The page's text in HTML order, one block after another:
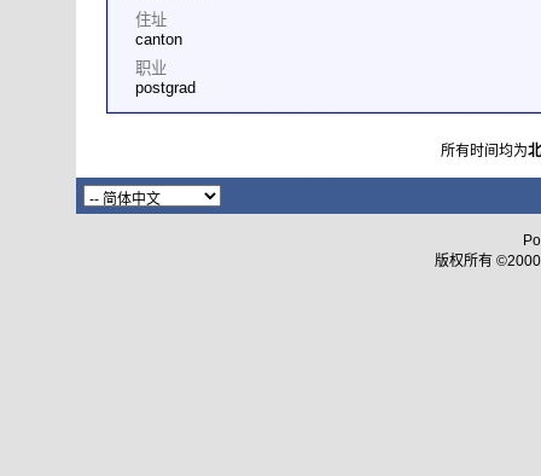
住址
canton
职业
postgrad
所有时间均为
版权所有